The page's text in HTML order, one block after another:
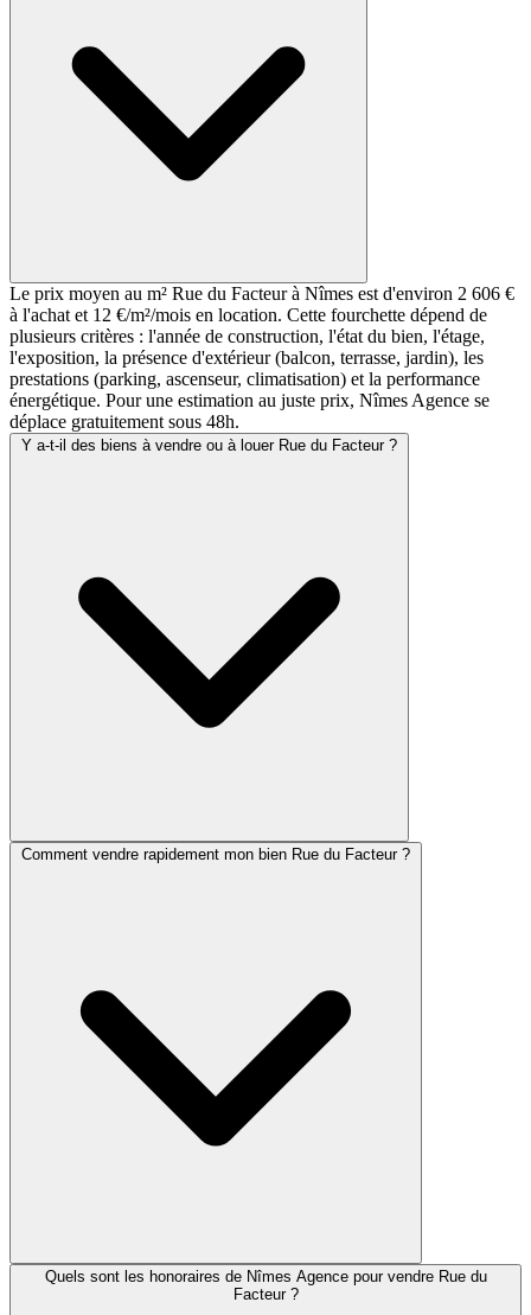
Le prix moyen au m² Rue du Facteur à Nîmes est d'environ 2 606 €
à l'achat et 12 €/m²/mois en location. Cette fourchette dépend de
plusieurs critères : l'année de construction, l'état du bien, l'étage,
l'exposition, la présence d'extérieur (balcon, terrasse, jardin), les
prestations (parking, ascenseur, climatisation) et la performance
énergétique. Pour une estimation au juste prix, Nîmes Agence se
déplace gratuitement sous 48h.
Y a-t-il des biens à vendre ou à louer Rue du Facteur ?
Comment vendre rapidement mon bien Rue du Facteur ?
Quels sont les honoraires de Nîmes Agence pour vendre Rue du
Facteur ?